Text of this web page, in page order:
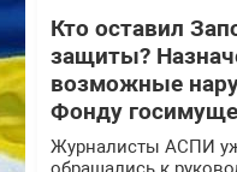
Кто оставил
защиты?
возможные
Фонду
Журналисты АСПИ